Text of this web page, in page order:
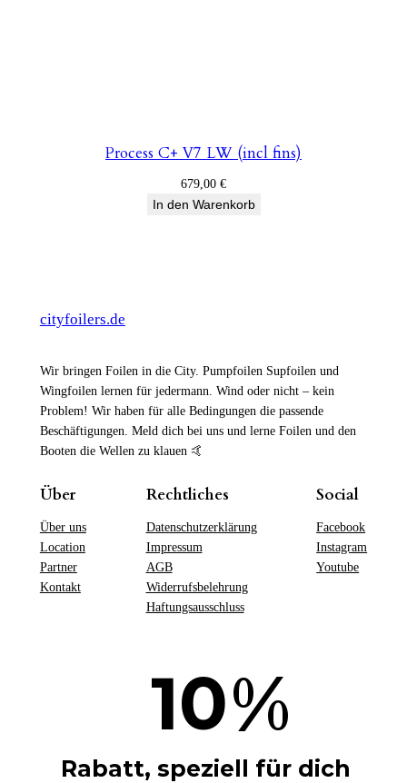
Process C+ V7 LW (incl fins)
679,00 €
In den Warenkorb
cityfoilers.de
Wir bringen Foilen in die City. Pumpfoilen Supfoilen und
Wingfoilen lernen für jedermann. Wind oder nicht – kein
Problem! Wir haben für alle Bedingungen die passende
Beschäftigungen. Meld dich bei uns und lerne Foilen und den
Booten die Wellen zu klauen 🤙
Über
Über uns
Location
Partner
Kontakt
Rechtliches
Datenschutzerklärung
Impressum
AGB
Widerrufsbelehrung
Haftungsausschluss
Social
Facebook
Instagram
Youtube
10%
Rabatt, speziell für dich